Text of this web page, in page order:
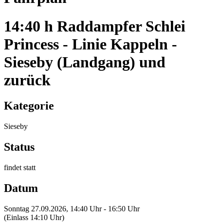
14:40 h Raddampfer Schlei
Princess - Linie Kappeln -
Sieseby (Landgang) und
zurück
Kategorie
Sieseby
Status
findet statt
Datum
Sonntag 27.09.2026, 14:40 Uhr - 16:50 Uhr
(Einlass 14:10 Uhr)